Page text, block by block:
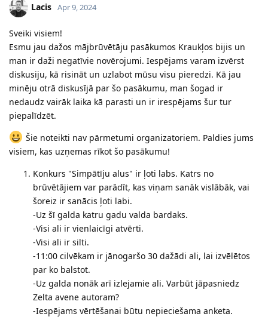
Lacis Apr 9, 2024
Sveiki visiem!
Esmu jau dažos mājbrūvētāju pasākumos Kraukļos bijis un
man ir daži negatīvie novērojumi. Iespējams varam izvērst
diskusiju, kā risināt un uzlabot mūsu visu pieredzi. Kā jau
minēju otrā diskusījā par šo pasākumu, man šogad ir
nedaudz vairāk laika kā parasti un ir irespējams šur tur
piepalīdzēt.
Šie noteikti nav pārmetumi organizatoriem. Paldies jums
visiem, kas uzņemas rīkot šo pasākumu!
Konkurs "Simpātīju alus" ir ļoti labs. Katrs no
brūvētājiem var parādīt, kas viņam sanāk vislābāk, vai
šoreiz ir sanācis ļoti labi.
-Uz šī galda katru gadu valda bardaks.
-Visi ali ir vienlaicīgi atvērti.
-Visi ali ir silti.
-11:00 cilvēkam ir jānogaršo 30 dažādi ali, lai izvēlētos
par ko balstot.
-Uz galda nonāk arī izlejamie ali. Varbūt jāpasniedz
Zelta avene autoram?
-Iespējams vērtēšanai būtu nepieciešama anketa.